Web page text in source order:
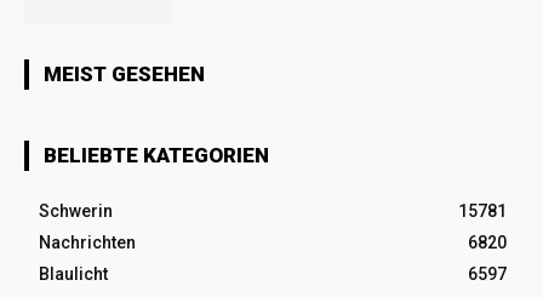
MEIST GESEHEN
BELIEBTE KATEGORIEN
Schwerin
15781
Nachrichten
6820
Blaulicht
6597